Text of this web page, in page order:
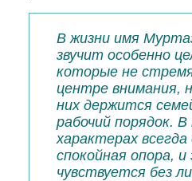
В жизни имя
звучит особенно
которые не
центре внимания,
них держится
рабочий порядок.
характерах
спокойная опора,
чувствуется без